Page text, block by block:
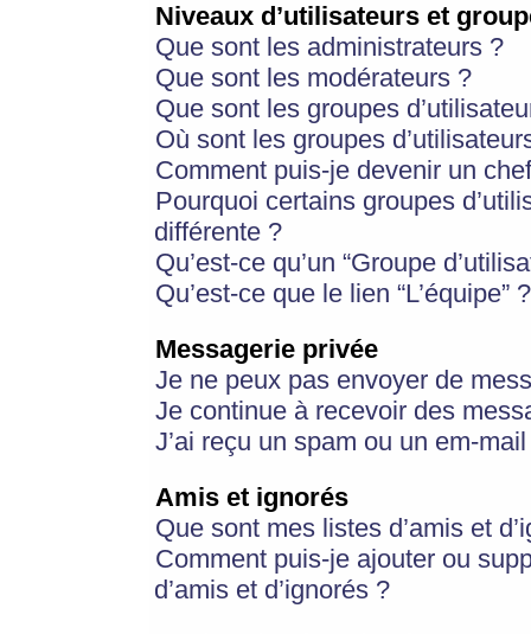
Niveaux d’utilisateurs et
Que sont les administrateurs ?
Que sont les modérateurs ?
Que sont les groupes
Où sont les groupes
Comment puis-je devenir un
Pourquoi certains groupes
différente ?
Qu’est-ce qu’un “Groupe
Qu’est-ce que le lien “L’équipe” ?
Messagerie privée
Je ne peux pas envoyer de
Je continue à recevoir des
J’ai reçu un spam ou un em-
Amis et ignorés
Que sont mes listes d’amis et
Comment puis-je ajouter ou
d’amis et d’ignorés ?